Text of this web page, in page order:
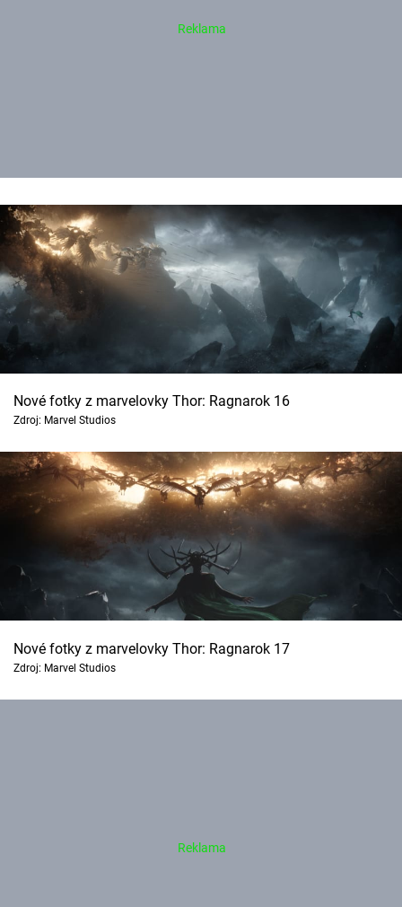
Nové fotky z marvelovky Thor: Ragnarok 16
Zdroj: Marvel Studios
Nové fotky z marvelovky Thor: Ragnarok 17
Zdroj: Marvel Studios